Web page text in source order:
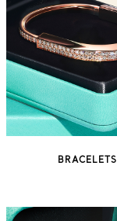
BRACELETS